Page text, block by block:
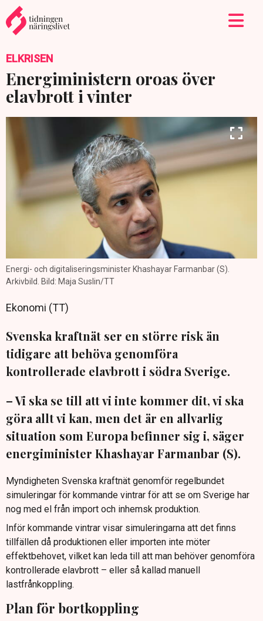
ELKRISEN
Energiministern oroas över
elavbrott i vinter
Energi- och digitaliseringsminister Khashayar Farmanbar (S).
Arkivbild. Bild: Maja Suslin/TT
Ekonomi (TT)
Svenska kraftnät ser en större risk än
tidigare att behöva genomföra
kontrollerade elavbrott i södra Sverige.
– Vi ska se till att vi inte kommer dit, vi ska
göra allt vi kan, men det är en allvarlig
situation som Europa befinner sig i, säger
energiminister Khashayar Farmanbar (S).
Myndigheten Svenska kraftnät genomför regelbundet
simuleringar för kommande vintrar för att se om Sverige har
nog med el från import och inhemsk produktion.
Inför kommande vintrar visar simuleringarna att det finns
tillfällen då produktionen eller importen inte möter
effektbehovet, vilket kan leda till att man behöver genomföra
kontrollerade elavbrott – eller så kallad manuell
lastfrånkoppling.
Plan för bortkoppling